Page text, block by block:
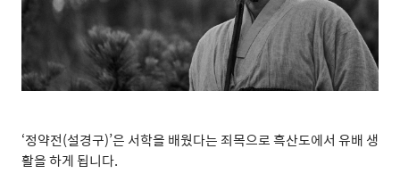
‘정약전(설경구)’은 서학을 배웠다는 죄목으로 흑산도에서 유배 생
활을 하게 됩니다.